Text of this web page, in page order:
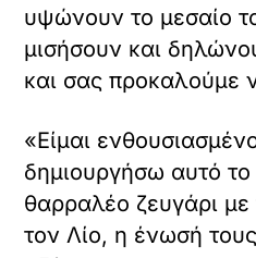
υψώνουν το μεσαίο
μισήσουν και
και σας προκαλούμε
«Είμαι
δημιουργήσω αυτό το
θαρραλέο ζευγάρι με
τον Λίο, η ένωσή